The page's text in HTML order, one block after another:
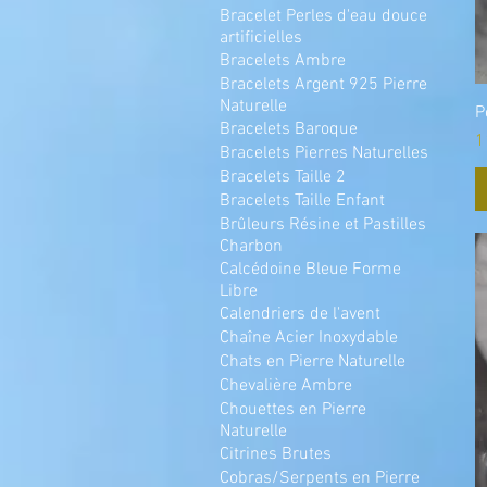
Bracelet Perles d'eau douce
artificielles
Bracelets Ambre
Bracelets Argent 925 Pierre
Naturelle
Bracelets Baroque
Bracelets Pierres Naturelles
Bracelets Taille 2
Bracelets Taille Enfant
Brûleurs Résine et Pastilles
Charbon
Calcédoine Bleue Forme
Libre
Calendriers de l'avent
Chaîne Acier Inoxydable
Chats en Pierre Naturelle
Chevalière Ambre
Chouettes en Pierre
Naturelle
Citrines Brutes
Cobras/Serpents en Pierre